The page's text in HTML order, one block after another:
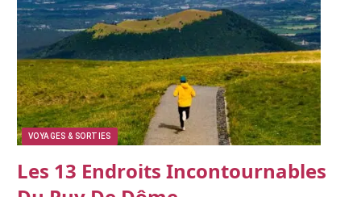
VOYAGES & SORTIES
Les 13 Endroits Incontournables